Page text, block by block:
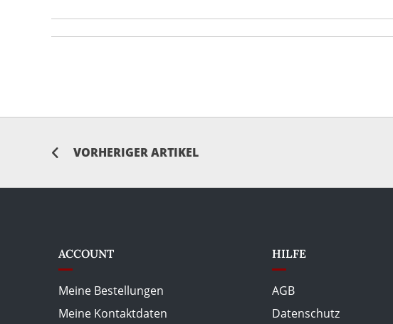
VORHERIGER ARTIKEL
ACCOUNT
Meine Bestellungen
Meine Kontaktdaten
HILFE
AGB
Datenschutz